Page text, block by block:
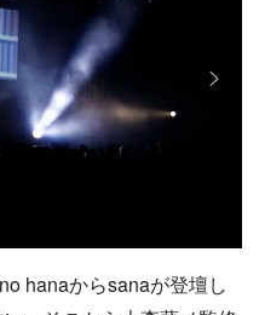
hanaからsanaが登壇し